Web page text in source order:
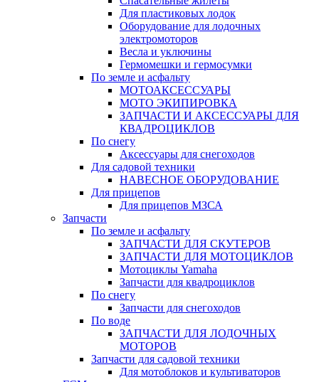
Для пластиковых лодок
Оборудование для лодочных
электромоторов
Весла и уключины
Гермомешки и гермосумки
По земле и асфальту
МОТОАКСЕССУАРЫ
МОТО ЭКИПИРОВКА
ЗАПЧАСТИ И АКСЕССУАРЫ ДЛЯ
КВАДРОЦИКЛОВ
По снегу
Аксессуары для снегоходов
Для садовой техники
НАВЕСНОЕ ОБОРУДОВАНИЕ
Для прицепов
Для прицепов МЗСА
Запчасти
По земле и асфальту
ЗАПЧАСТИ ДЛЯ СКУТЕРОВ
ЗАПЧАСТИ ДЛЯ МОТОЦИКЛОВ
Мотоциклы Yamaha
Запчасти для квадроциклов
По снегу
Запчасти для снегоходов
По воде
ЗАПЧАСТИ ДЛЯ ЛОДОЧНЫХ
МОТОРОВ
Запчасти для садовой техники
Для мотоблоков и культиваторов